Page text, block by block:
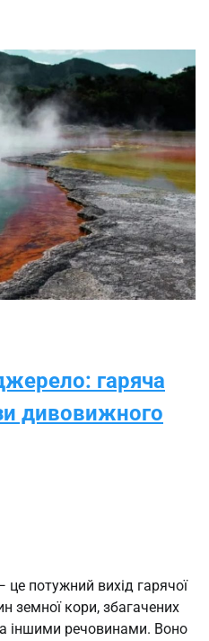
гаряча
дивовижного
потужний вихід гарячої
земної кори, збагачених
іншими речовинами. Воно